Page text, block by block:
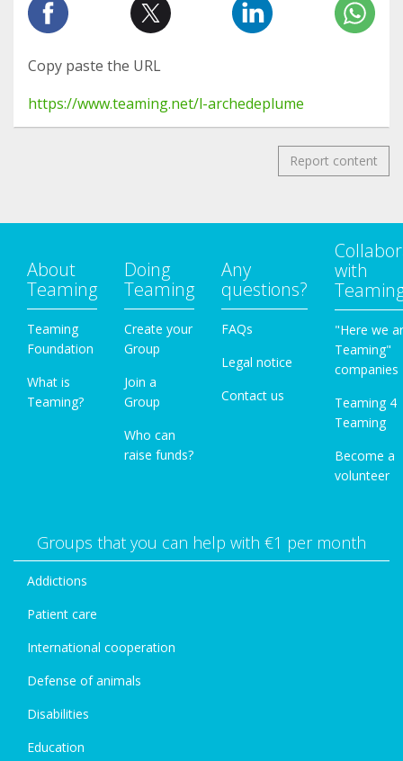
Copy paste the URL
https://www.teaming.net/l-archedeplume
Report content
About
Teaming
Teaming
Foundation
What is
Teaming?
Doing
Teaming
Create your
Group
Join a
Group
Who can
raise funds?
Any
questions?
FAQs
Legal notice
Contact us
with
"Here we
Teaming"
companies
Teaming 4
Teaming
Become a
volunteer
Groups that you can help with €1 per month
Addictions
Patient care
International cooperation
Defense of animals
Disabilities
Education